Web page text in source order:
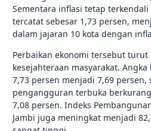
Sementara inflasi tetap
tercatat sebesar 1,73 persen,
dalam jajaran 10 kota dengan
Perbaikan ekonomi tersebut turut
kesejahteraan masyarakat.
7,73 persen menjadi 7,69
pengangguran terbuka
7,08 persen. Indeks
Jambi juga meningkat menjadi